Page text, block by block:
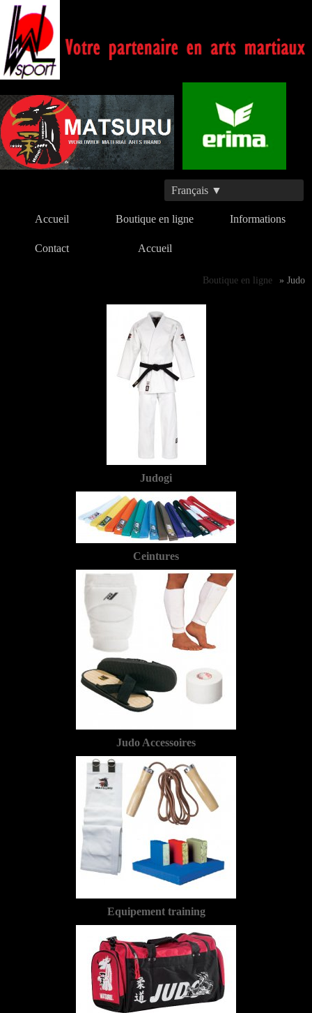
Français ▼
Accueil Boutique en ligne Informations
Contact Accueil
Boutique en ligne » Judo
Judogi
Ceintures
Judo Accessoires
Equipement training